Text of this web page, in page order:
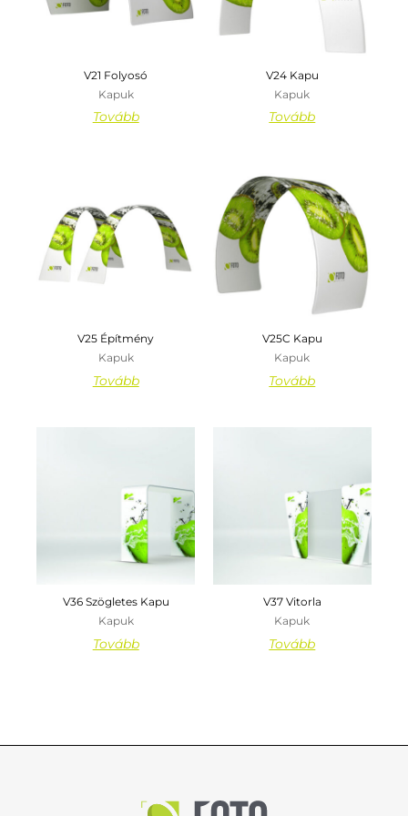
V21 Folyosó
Kapuk
Tovább
V24 Kapu
Kapuk
Tovább
V25 Építmény
Kapuk
Tovább
V25C Kapu
Kapuk
Tovább
V36 Szögletes Kapu
Kapuk
Tovább
V37 Vitorla
Kapuk
Tovább